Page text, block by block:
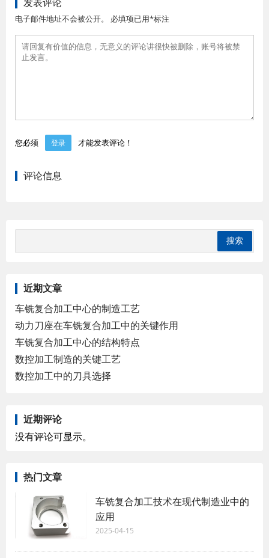
电子邮件地址不会被公开。 必填项已用*标注
您必须 登录 才能发表评论！
评论信息
近期文章
车铣复合加工中心的制造工艺
动力刀座在车铣复合加工中的关键作用
车铣复合加工中心的结构特点
数控加工制造的关键工艺
数控加工中的刀具选择
近期评论
没有评论可显示。
热门文章
车铣复合加工技术在现代制造业中的
应用
2025-04-15